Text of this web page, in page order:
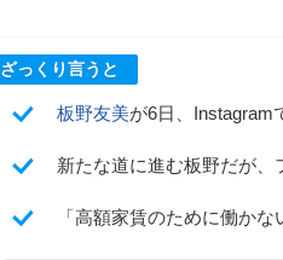
ざっくり言うと
板野友美が6日、Instagram
新たな道に進む板野だが
「高額家賃のために働か